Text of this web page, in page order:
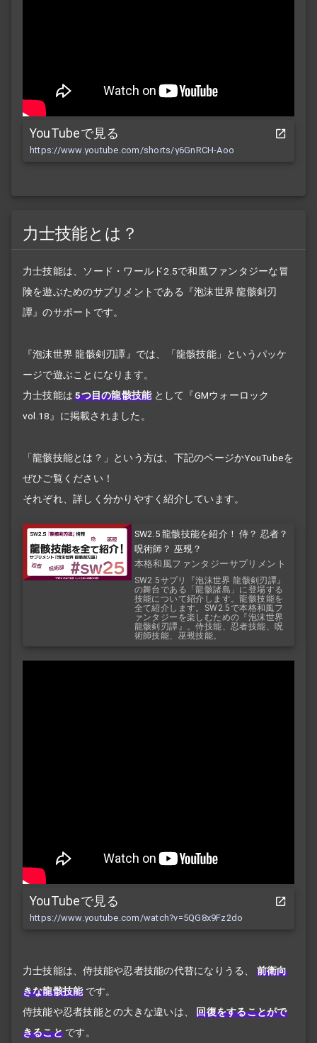
YouTubeで見る
https://www.youtube.com/shorts/y6GnRCH-Aoo
力士技能とは？
力士技能は、ソード・ワールド2.5で和風ファンタジーな冒
険を遊ぶためのサプリメント である『泡沫世界 龍骸剣刃
譚』のサポートです。
『泡沫世界 龍骸剣刃譚』では、「龍骸技能」というパッケ
ージで遊ぶことになります。
力士技能は 5つ目の龍骸技能 として『GMウォーロック
vol.18』に掲載されました。
「龍骸技能とは？」という方は、下記のページかYouTubeを
ぜひご覧ください！
それぞれ、詳しく分かりやすく紹介しています。
SW2.5 龍骸技能を紹介！ 侍？ 忍者？
呪術師？ 巫覡？
本格和風ファンタジーサプリメント
『泡沫世界 龍骸剣刃譚』
SW2.5サプリ『泡沫世界 龍骸剣刃譚』
の舞台である「龍骸諸島」に登場する
技能について紹介します。龍骸技能を
全て紹介します。SW2.5で本格和風フ
ァンタジーを楽しむための『泡沫世界
龍骸剣刃譚』。侍技能、忍者技能、呪
術師技能、巫覡技能。
YouTubeで見る
https://www.youtube.com/watch?v=5QG8x9Fz2do
力士技能は、侍技能や忍者技能の代替になりうる、
前衛向
きな龍骸技能 です。
侍技能や忍者技能との大きな違いは、
回復をすることがで
きること です。